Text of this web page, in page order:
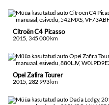
Citroën C4 Picasso
2015, 345 000 km
Opel Zafira Tourer
2015, 282 993 km